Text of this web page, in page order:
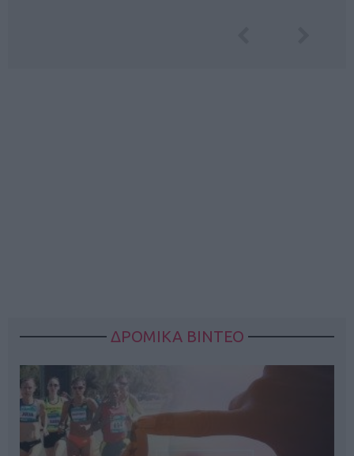
ΔΡΟΜΙΚΑ ΒΙΝΤΕΟ